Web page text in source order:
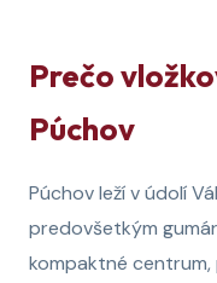
Prečo
Púchov
Púchov leží v údolí
predovšetkým
kompaktné